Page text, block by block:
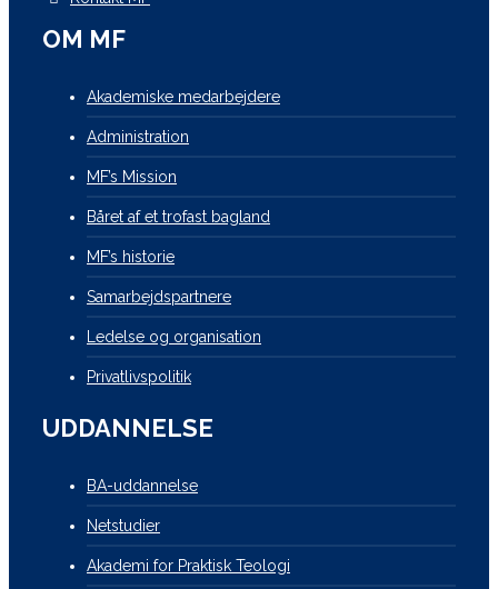
OM MF
Akademiske medarbejdere
Administration
MF’s Mission
Båret af et trofast bagland
MF’s historie
Samarbejdspartnere
Ledelse og organisation
Privatlivspolitik
UDDANNELSE
BA-uddannelse
Netstudier
Akademi for Praktisk Teologi